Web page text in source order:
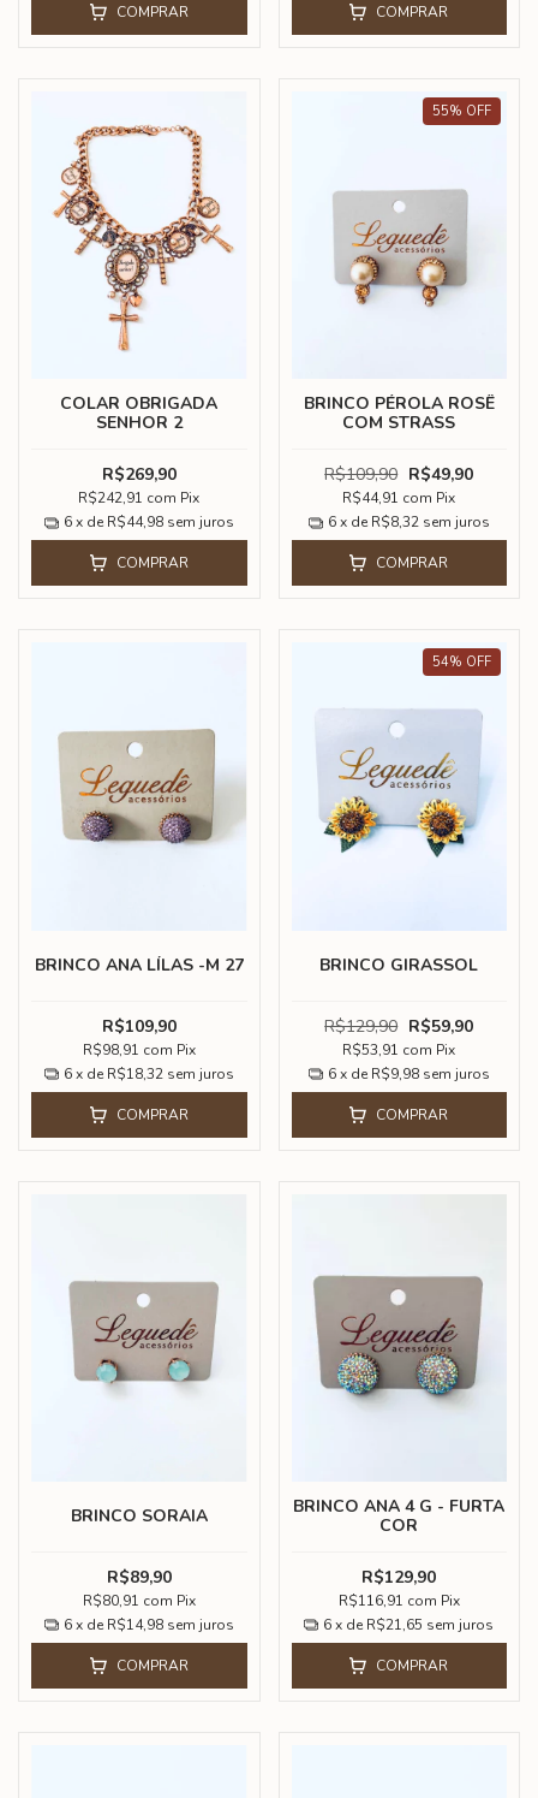
COMPRAR COMPRAR
COLAR OBRIGADA
SENHOR 2
R$269,90
R$242,91 com Pix
6 x de R$44,98 sem juros
COMPRAR
55% OFF
BRINCO PÉROLA ROSÊ
COM STRASS
R$109,90 R$49,90
R$44,91 com Pix
6 x de R$8,32 sem juros
COMPRAR
BRINCO ANA LÍLAS -M 27
R$109,90
R$98,91 com Pix
6 x de R$18,32 sem juros
COMPRAR
54% OFF
BRINCO GIRASSOL
R$129,90 R$59,90
R$53,91 com Pix
6 x de R$9,98 sem juros
COMPRAR
BRINCO SORAIA
R$89,90
R$80,91 com Pix
6 x de R$14,98 sem juros
COMPRAR
BRINCO ANA 4 G - FURTA
COR
R$129,90
R$116,91 com Pix
6 x de R$21,65 sem juros
COMPRAR